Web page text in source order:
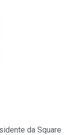
da Square